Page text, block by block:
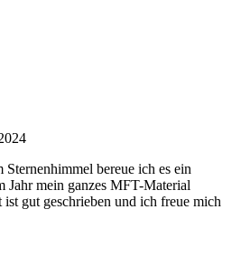
bereue ich es ein
Jahr mein ganzes MFT-Material
gut geschrieben und ich freue mich